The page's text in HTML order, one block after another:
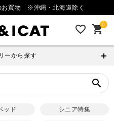
お買物 ※沖縄・北海道除く
favorite_outline 0
shopping_cart
ーから探す
search
ッド シニア特集